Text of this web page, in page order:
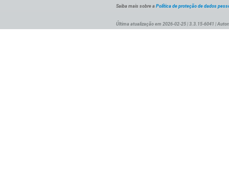
Saiba mais sobre a Política de proteção de dados
Última atualização em 2026-02-25 | 3.3.15-6041 |